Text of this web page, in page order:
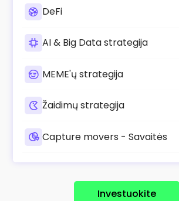
DeFi
AI & Big Data strategija
MEME'ų strategija
Žaidimų strategija
Capture movers - Savaitės
Investuokite